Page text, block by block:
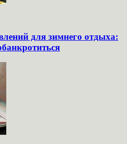
для зимнего отдыха: